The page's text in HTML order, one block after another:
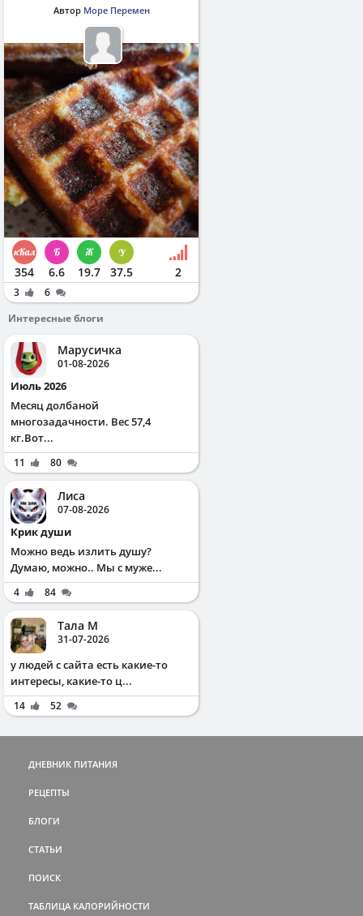
Автор Море Перемен
354 6.6 19.7 37.5 2
3
6
Интересные блоги
Марусичка
01-08-2026
Июль 2026
Месяц долбаной
многозадачности. Вес 57,4
кг.Вот...
11 80
Лиса
07-08-2026
Крик души
Можно ведь излить душу?
Думаю, можно.. Мы с муже...
4 84
Тала М
31-07-2026
у людей с сайта есть какие-то
интересы, какие-то ц...
14 52
ДНЕВНИК ПИТАНИЯ
РЕЦЕПТЫ
БЛОГИ
СТАТЬИ
ПОИСК
ТАБЛИЦА КАЛОРИЙНОСТИ